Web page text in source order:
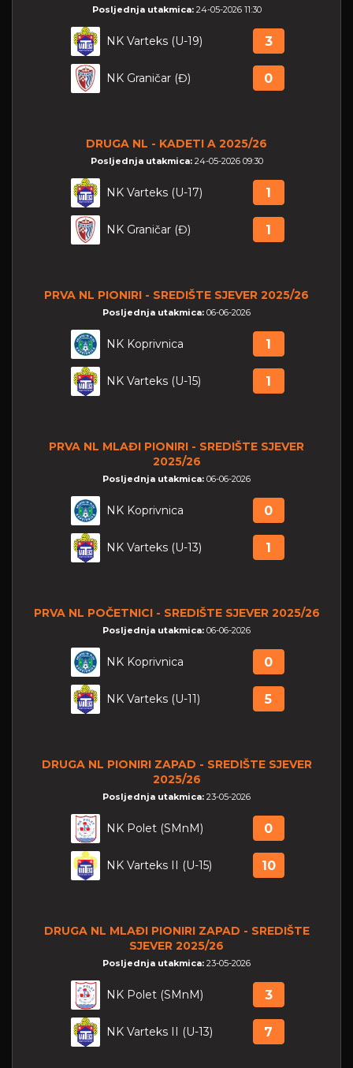
Posljednja utakmica: 24-05-2026 11:30
NK Varteks (U-19) 3
NK Graničar (Đ) 0
DRUGA NL - KADETI A 2025/26
Posljednja utakmica: 24-05-2026 09:30
NK Varteks (U-17) 1
NK Graničar (Đ) 1
PRVA NL PIONIRI - SREDIŠTE SJEVER 2025/26
Posljednja utakmica: 06-06-2026
NK Koprivnica 1
NK Varteks (U-15) 1
PRVA NL MLAĐI PIONIRI - SREDIŠTE SJEVER
2025/26
Posljednja utakmica: 06-06-2026
NK Koprivnica 0
NK Varteks (U-13) 1
PRVA NL POČETNICI - SREDIŠTE SJEVER 2025/26
Posljednja utakmica: 06-06-2026
NK Koprivnica 0
NK Varteks (U-11) 5
DRUGA NL PIONIRI ZAPAD - SREDIŠTE SJEVER
2025/26
Posljednja utakmica: 23-05-2026
NK Polet (SMnM) 0
NK Varteks II (U-15) 10
DRUGA NL MLAĐI PIONIRI ZAPAD - SREDIŠTE
SJEVER 2025/26
Posljednja utakmica: 23-05-2026
NK Polet (SMnM) 3
NK Varteks II (U-13) 7